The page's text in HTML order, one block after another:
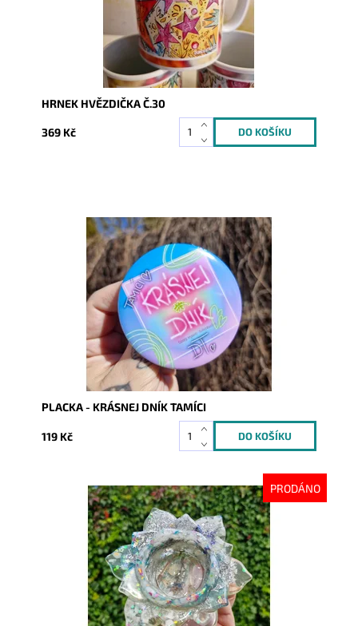
HRNEK HVĚZDIČKA Č.30
369 Kč
Dostupnost:
Skladem
10146
PLACKA - KRÁSNEJ DNÍK TAMÍCI
119 Kč
PRODÁNO
Dostupnost:
Vyprodáno
10399